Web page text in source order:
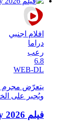
افلام اجنبي
دراما
رعب
6.8
WEB-DL
ويُجبر على
فيلم The Good Boy 2026 مترجم HD